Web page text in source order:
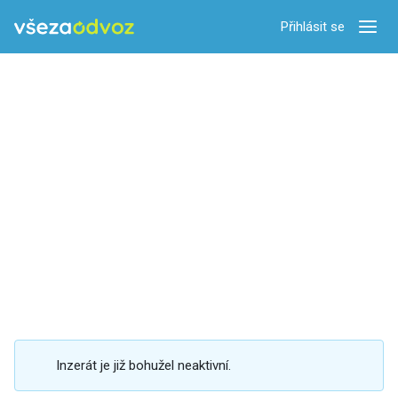
Přihlásit se
Inzerát je již bohužel neaktivní.